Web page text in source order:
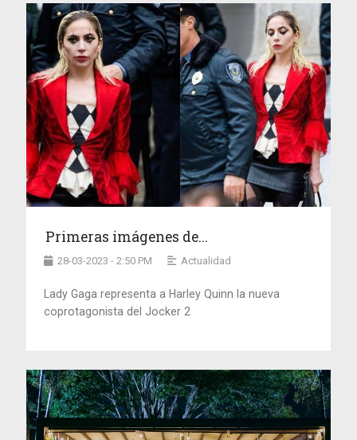
Primeras imágenes de...
28-03-2023 - 2:50 PM Actualidad
Lady Gaga representa a Harley Quinn la nueva
coprotagonista del Jocker 2